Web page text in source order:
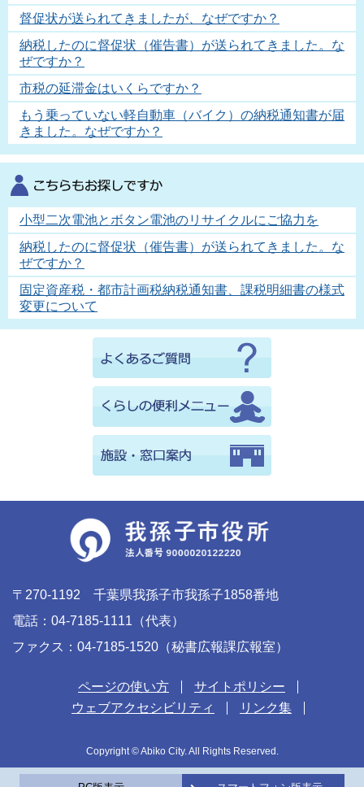
督促状が送られてきましたが、なぜですか？
納税したのに督促状（催告書）が送られてきました。な
ぜですか？
市税の延滞金はいくらですか？
もう乗っていない軽自動車（バイク）の納税通知書が届
きました。なぜですか？
小型二次電池とボタン電池のリサイクルにご協力を
納税したのに督促状（催告書）が送られてきました。な
ぜですか？
固定資産税・都市計画税納税通知書、課税明細書の様式
変更について
〒270-1192 千葉県我孫子市我孫子1858番地
電話：04-7185-1111（代表）
ファクス：04-7185-1520（秘書広報課広報室）
ページの使い方
サイトポリシー
ウェブアクセシビリティ
リンク集
Copyright © Abiko City. All Rights Reserved.